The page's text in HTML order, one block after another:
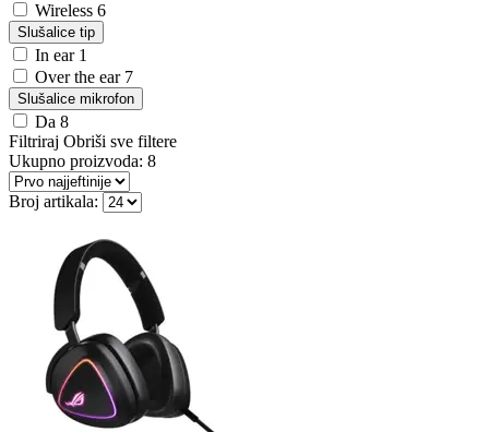
Wireless 6
Slušalice tip
In ear 1
Over the ear 7
Slušalice mikrofon
Da 8
Filtriraj Obriši sve filtere
Ukupno proizvoda: 8
Broj artikala: